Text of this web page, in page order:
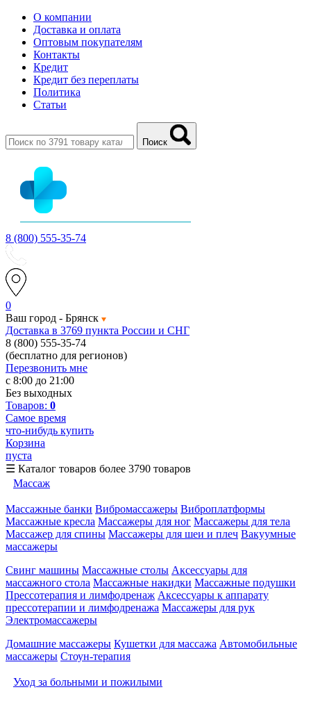
О компании
Доставка и оплата
Оптовым покупателям
Контакты
Кредит
Кредит без переплаты
Политика
Статьи
Поиск
8 (800) 555-35-74
0
Ваш город - Брянск
Доставка в 3769 пункта России и СНГ
8 (800) 555-35-74
(бесплатно для регионов)
Перезвонить мне
с 8:00 до 21:00
Без выходных
Товаров: 0
Самое время
что-нибудь купить
Корзина
пуста
☰ Каталог товаров более 3790 товаров
Массаж
Массажные банки Вибромассажеры Виброплатформы
Массажные кресла Массажеры для ног Массажеры для тела
Массажер для спины Массажеры для шеи и плеч Вакуумные
массажеры
Свинг машины Массажные столы Аксессуары для
массажного стола Массажные накидки Массажные подушки
Прессотерапия и лимфодренаж Аксессуары к аппарату
прессотерапии и лимфодренажа Массажеры для рук
Электромассажеры
Домашние массажеры Кушетки для массажа Автомобильные
массажеры Стоун-терапия
Уход за больными и пожилыми